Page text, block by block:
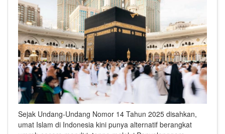
Sejak Undang-Undang Nomor 14 Tahun 2025 disahkan,
umat Islam di Indonesia kini punya alternatif berangkat